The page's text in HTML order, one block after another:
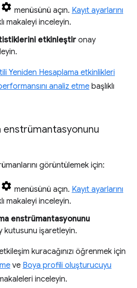
menüsünü açın. Kayıt ayarlarını
makaleyi inceleyin.
etkinleştir onay
Yeniden Hesaplama etkinlikleri
analiz etme başlıklı
enstrümantasyonunu
görüntülemek için:
menüsünü açın. Kayıt ayarlarını
makaleyi inceleyin.
enstrümantasyonunu
kutusunu işaretleyin.
kuracağınızı öğrenmek için
ve Boya profili oluşturucuyu
inceleyin.